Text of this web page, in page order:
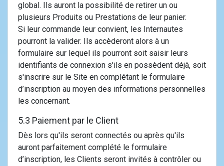
global. Ils auront la possibilité de retirer un ou
plusieurs Produits ou Prestations de leur panier.
Si leur commande leur convient, les Internautes
pourront la valider. Ils accèderont alors à un
formulaire sur lequel ils pourront soit saisir leurs
identifiants de connexion s'ils en possèdent déjà, soit
s'inscrire sur le Site en complétant le formulaire
d’inscription au moyen des informations personnelles
les concernant.
5.3 Paiement par le Client
Dès lors qu'ils seront connectés ou après qu'ils
auront parfaitement complété le formulaire
d’inscription, les Clients seront invités à contrôler ou